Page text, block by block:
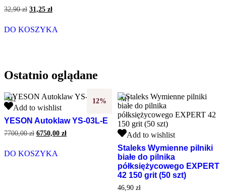
Premium
53
32,90zł Pierwotna
wynosiła:
32,90 zł.
31,25 złAktualna
wynosi:
31,25 zł.
DO KOSZYKA
Ostatnio oglądane
12%
YESON
YS-
03L-
Add to wishlist
M2
YESON Autoklaw YS-03L-E
7700,00zł Pierwotna
7700,00 zł.
6750,00 złAktualna
DO KOSZYKA
Staleks
pilniki
białe
do
pilnika
półksiężycowego
Add to wishlist
M1
Staleks Wymienne pilniki
białe do pilnika
półksiężycowego EXPERT
42 150 grit (50 szt)
46,90 zł